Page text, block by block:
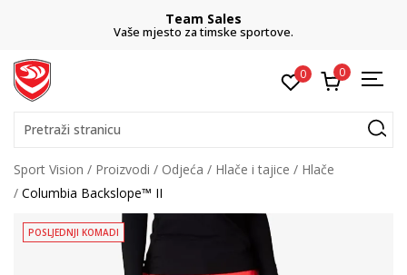
Team Sales
Vaše mjesto za timske sportove.
0 0
Pretraži stranicu
Sport Vision Proizvodi Odjeća Hlače i tajice
Hlače
Columbia Backslope™ II
POSLJEDNJI KOMADI